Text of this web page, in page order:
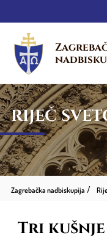
RIJEČ
Zagrebačka nadbiskupija
Tri